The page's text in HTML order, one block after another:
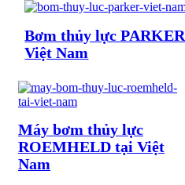
Bơm thủy lực PARKER
Việt Nam
Máy bơm thủy lực
ROEMHELD tại Việt
Nam